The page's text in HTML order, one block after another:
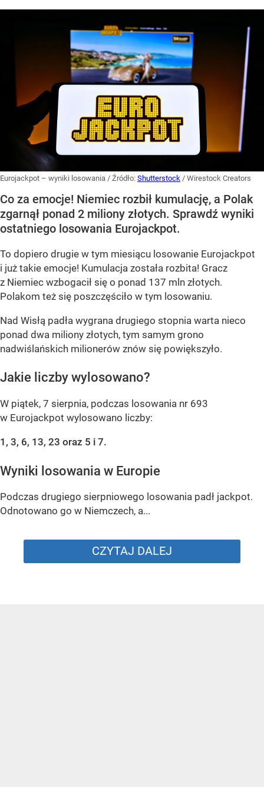
Eurojackpot – wyniki losowania / Źródło: Shutterstock / Wirestock Creators
Co za emocje! Niemiec rozbił kumulację, a Polak
zgarnął ponad 2 miliony złotych. Sprawdź wyniki
ostatniego losowania Eurojackpot.
To dopiero drugie w tym miesiącu losowanie Eurojackpot
i już takie emocje! Kumulacja została rozbita! Gracz
z Niemiec wzbogacił się o ponad 137 mln złotych.
Polakom też się poszczęściło w tym losowaniu.
Nad Wisłą padła wygrana drugiego stopnia warta nieco
ponad dwa miliony złotych, tym samym grono
nadwiślańskich milionerów znów się powiększyło.
Jakie liczby wylosowano?
W piątek, 7 sierpnia, podczas losowania nr 693
w Eurojackpot wylosowano liczby:
1, 3, 6, 13, 23 oraz 5 i 7.
Wyniki losowania w Europie
Podczas drugiego sierpniowego losowania padł jackpot.
Odnotowano go w Niemczech, a...
CZYTAJ DALEJ